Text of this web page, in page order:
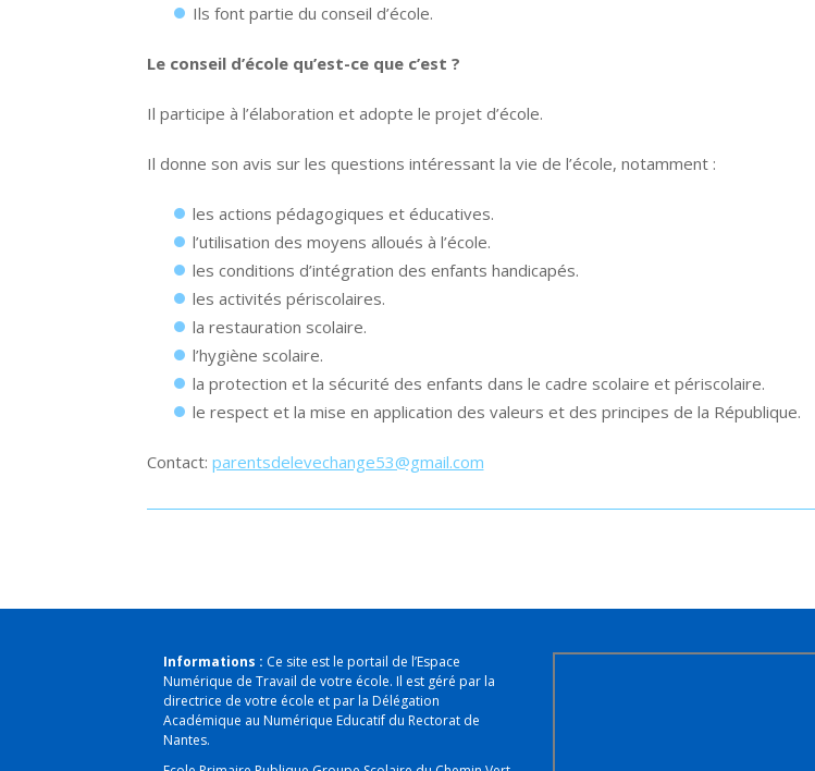
Ils font partie du conseil d’école.
Le conseil d’école qu’est-ce que c’est ?
Il participe à l’élaboration et adopte le projet d’école.
Il donne son avis sur les questions intéressant la vie de l’école, notamment :
les actions pédagogiques et éducatives.
l’utilisation des moyens alloués à l’école.
les conditions d’intégration des enfants handicapés.
les activités périscolaires.
la restauration scolaire.
l’hygiène scolaire.
la protection et la sécurité des enfants dans le cadre scolaire et périscolaire.
le respect et la mise en application des valeurs et des principes de la République.
Contact: parentsdelevechange53@gmail.com
Informations : Ce site est le portail de l’Espace
Numérique de Travail de votre école. Il est géré par la
directrice de votre école et par la Délégation
Académique au Numérique Educatif du Rectorat de
Nantes.